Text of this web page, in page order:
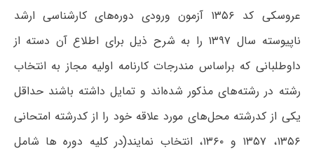
عروسکی کد ۱۳۵۶ آزمون ورودی دوره‌های کارشناسی ارشد
ناپیوسته سال ۱۳۹۷ را به شرح ذیل برای اطلاع آن دسته از
داوطلبانی که براساس مندرجات کارنامه اولیه مجاز به انتخاب
رشته در رشته‌‌های مذکور شده‌اند و تمایل داشته باشند حداقل
یکی از کدرشته محل‌های مورد علاقه خود را از کدرشته امتحانی
۱۳۵۶، ۱۳۵۷ و ۱۳۶۰، انتخاب نمایند(در کلیه دوره ها شامل